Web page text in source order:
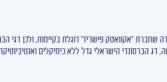
שחברת "אקוואטק פישריז" דוגלת בקיימות, ולכן דגי
הברמונדי הישראלי גדל ללא כימיקלים